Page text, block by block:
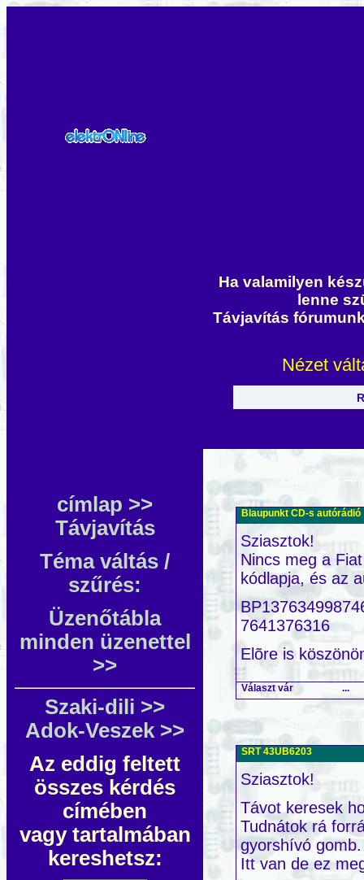
Ha valamilyen
lenne
Távjavítás
Nézet
címlap >>
Távjavítás
Téma váltás /
szűrés:
Üzenőtábla
minden üzenettel
>>
Szaki-dili >>
Adok-Veszek >>
Az eddig feltett
összes kérdés
címében
vagy tartalmában
kereshetsz:
Blaupunkt CD-s autórádió
Sziasztok!
Nincs meg a
kódlapja, és az
7641376316
Elõre is
Választ vár ...
SRT 43UB6203
Sziasztok!
Távot keresek
Tudnátok rá
gyorshívó
Itt van de ez